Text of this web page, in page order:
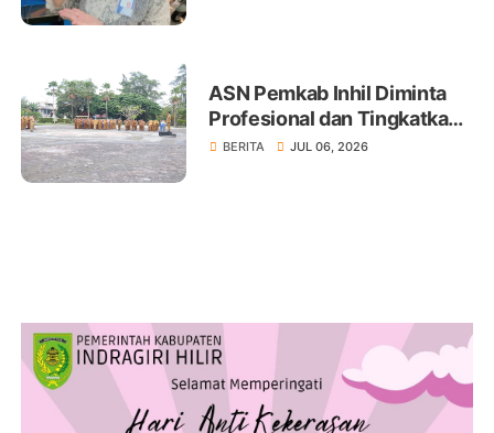
ASN Pemkab Inhil Diminta
Profesional dan Tingkatkan
Pelayanan Publik
BERITA JUL 06, 2026